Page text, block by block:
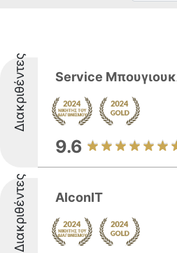
Διακριθέντες Service
9.6
Διακριθέντες AlconIT